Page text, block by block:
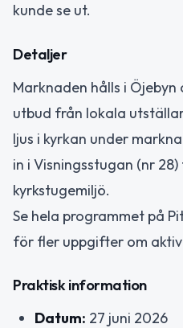
kunde se ut.
Detaljer
Marknaden hålls i
utbud från lokala
ljus i kyrkan under
in i Visningsstugan (nr
kyrkstugemiljö.
Se hela programmet på
för fler uppgifter om
Praktisk information
Datum: 27 juni 2026